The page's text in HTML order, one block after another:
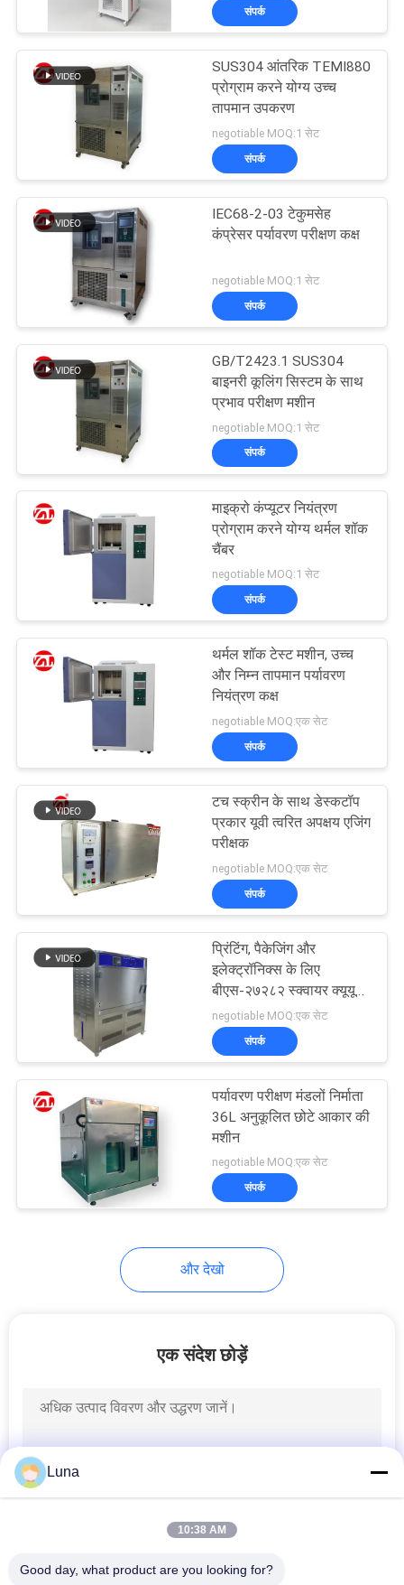
PRIVACY
POLICY
बनबरी मिक्सर
32
तन्यता परीक्षण मशीन
33
धातु डिटेक्टर मशीन
पर्यावरण परीक्षण के चैम्बर
पैकेजिंग परीक्षण उपकरण
105
हेलमेट परीक्षण मशीन
51
कपड़ा परीक्षण मशीन
केबल परीक्षण मशीन
संपर्क
SUS304 आंतरिक TEMI880
प्रोग्राम करने योग्य उच्च
तापमान उपकरण
negotiable MOQ:1 सेट
संपर्क
IEC68-2-03 टेकुमसेह
कंप्रेसर पर्यावरण परीक्षण कक्ष
negotiable MOQ:1 सेट
संपर्क
GB/T2423.1 SUS304
बाइनरी कूलिंग सिस्टम के साथ
प्रभाव परीक्षण मशीन
negotiable MOQ:1 सेट
संपर्क
माइक्रो कंप्यूटर नियंत्रण
प्रोग्राम करने योग्य थर्मल शॉक
चैंबर
negotiable MOQ:1 सेट
संपर्क
थर्मल शॉक टेस्ट मशीन, उच्च
और निम्न तापमान पर्यावरण
नियंत्रण कक्ष
negotiable MOQ:एक सेट
संपर्क
टच स्क्रीन के साथ डेस्कटॉप
प्रकार यूवी त्वरित अपक्षय एजिंग
परीक्षक
negotiable MOQ:एक सेट
संपर्क
प्रिंटिंग, पैकेजिंग और
इलेक्ट्रॉनिक्स के लिए
बीएस-२७२८२ स्क्वायर क्यूयूवी
यूवी एजिंग टेस्ट चैंबर
negotiable MOQ:एक सेट
संपर्क
पर्यावरण परीक्षण मंडलों निर्माता
36L अनुकूलित छोटे आकार की
मशीन
negotiable MOQ:एक सेट
संपर्क
और देखो
एक संदेश छोड़ें
Luna
10:38 AM
Good day, what product are you looking for?